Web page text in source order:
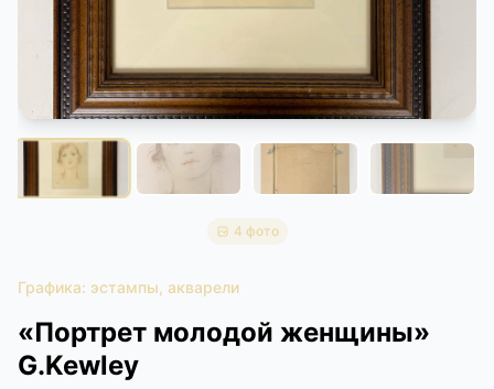
ДОСТАВКА И ОПЛАТА
4 фото
Графика: эстампы, акварели
«Портрет молодой женщины»
G.Kewley